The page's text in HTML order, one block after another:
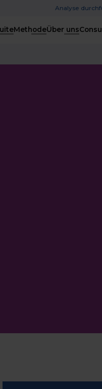
Analyse
MethodeÜber uns